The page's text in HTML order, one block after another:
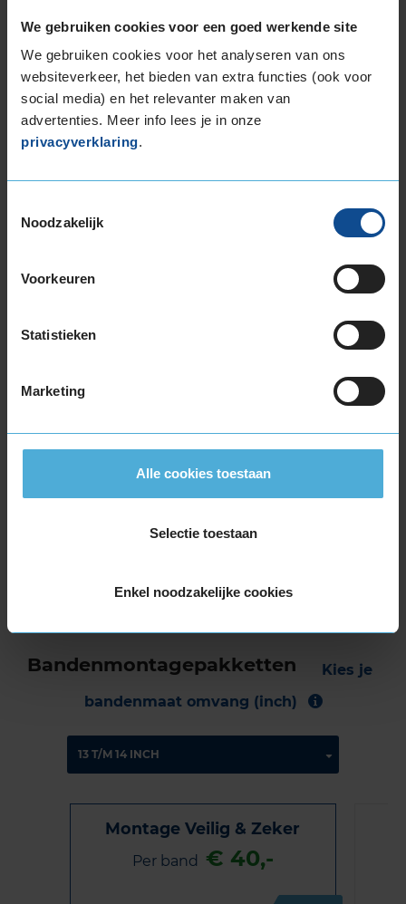
We gebruiken cookies voor een goed werkende site
We gebruiken cookies voor het analyseren van ons
websiteverkeer, het bieden van extra functies (ook voor
social media) en het relevanter maken van
advertenties. Meer info lees je in onze
privacyverklaring.
Noodzakelijk
Voorkeuren
Statistieken
Marketing
Alle cookies toestaan
Selectie toestaan
Enkel noodzakelijke cookies
D
C
ABC
brandstofefficiëntie-label D, wat overeen komt
met een minder goede brandstofefficiëntie.
In de categorie grip op nat wegdek is deze band
gewaardeerd met een C-label, wat betekent dat
weersomstandigheden.
De band heeft een extern rolgeluid van 68 dB
een stille geluidsproductie heeft.
Wil je nog meer informatie over het
Bandenmontagepakketten
Kies je
bandenmaat omvang (inch)
Montage Veilig & Zeker
Per band € 40,-